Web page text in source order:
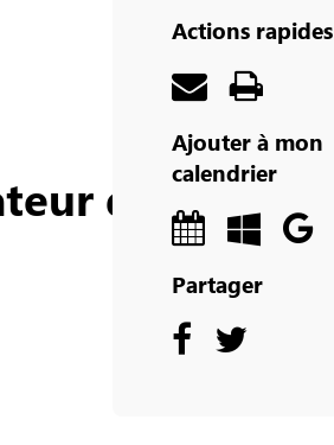
des
Actions rapides
Ajouter à mon
calendrier
Partager